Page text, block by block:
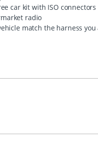
car kit with ISO connectors
radio
match the harness